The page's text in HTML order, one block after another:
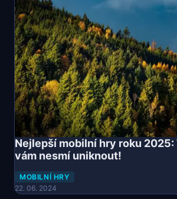
Nejlepší mobilní hry roku 2025:
vám nesmí uniknout!
MOBILNÍ HRY
22. 06. 2024